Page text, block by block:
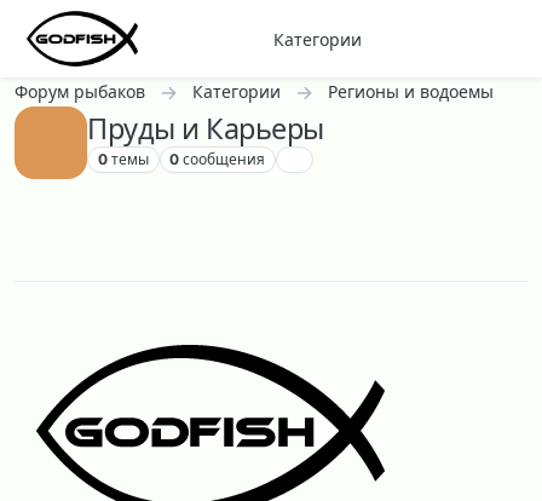
Перейти к содержанию
Категории
Форум рыбаков Категории Регионы и водоемы
Пруды и Карьеры
0 темы 0 сообщения